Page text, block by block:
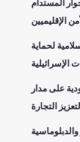
المستدام
الإقليميين
لحماية
الإسرائيلية
على مدار
التجارة
الحوار والدبلوماسية